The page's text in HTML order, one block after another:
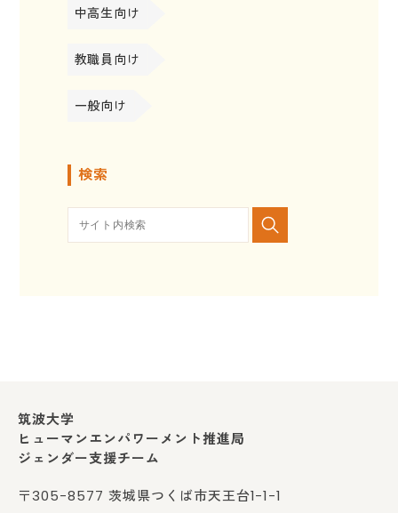
中高生向け
教職員向け
一般向け
検索
筑波大学
ヒューマンエンパワーメント推進局
ジェンダー支援チーム
〒305-8577 茨城県つくば市天王台1-1-1